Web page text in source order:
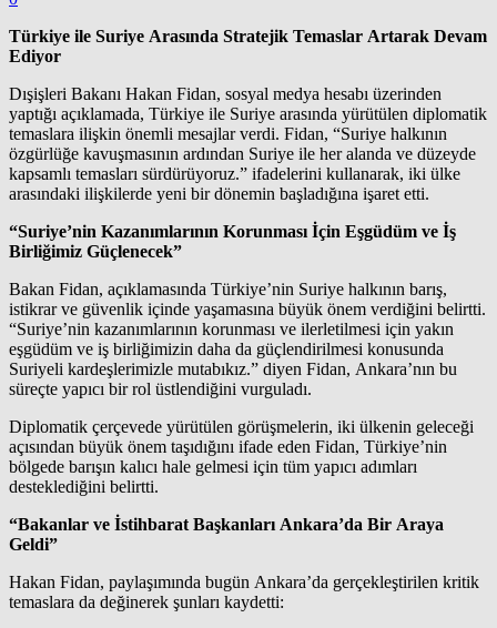
Türkiye ile Suriye Arasında Stratejik Temaslar Artarak Devam
Ediyor
Dışişleri Bakanı Hakan Fidan, sosyal medya hesabı üzerinden
yaptığı açıklamada, Türkiye ile Suriye arasında yürütülen diplomatik
temaslara ilişkin önemli mesajlar verdi. Fidan, “Suriye halkının
özgürlüğe kavuşmasının ardından Suriye ile her alanda ve düzeyde
kapsamlı temasları sürdürüyoruz.” ifadelerini kullanarak, iki ülke
arasındaki ilişkilerde yeni bir dönemin başladığına işaret etti.
“Suriye’nin Kazanımlarının Korunması İçin Eşgüdüm ve İş
Birliğimiz Güçlenecek”
Bakan Fidan, açıklamasında Türkiye’nin Suriye halkının barış,
istikrar ve güvenlik içinde yaşamasına büyük önem verdiğini belirtti.
“Suriye’nin kazanımlarının korunması ve ilerletilmesi için yakın
eşgüdüm ve iş birliğimizin daha da güçlendirilmesi konusunda
Suriyeli kardeşlerimizle mutabıkız.” diyen Fidan, Ankara’nın bu
süreçte yapıcı bir rol üstlendiğini vurguladı.
Diplomatik çerçevede yürütülen görüşmelerin, iki ülkenin geleceği
açısından büyük önem taşıdığını ifade eden Fidan, Türkiye’nin
bölgede barışın kalıcı hale gelmesi için tüm yapıcı adımları
desteklediğini belirtti.
“Bakanlar ve İstihbarat Başkanları Ankara’da Bir Araya
Geldi”
Hakan Fidan, paylaşımında bugün Ankara’da gerçekleştirilen kritik
temaslara da değinerek şunları kaydetti: